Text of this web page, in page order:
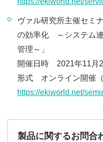
ヴァル研究所主催セミ
の効率化 ～システム
管理～」
開催日時 2021年11月
形式 オンライン開催（
https://ekiworld.net/
製品に関するお問合